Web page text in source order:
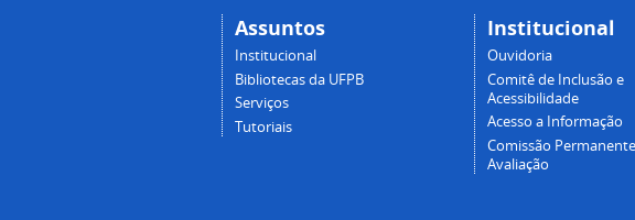
Assuntos
Institucional
Bibliotecas da UFPB
Serviços
Tutoriais
Institucional
Ouvidoria
Comitê de Inclusão e
Acessibilidade
Acesso a Informação
Comissão
Avaliação